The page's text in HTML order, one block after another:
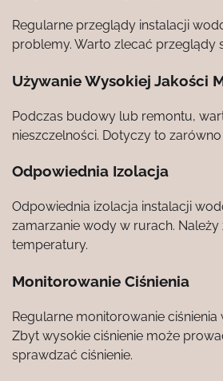
Regularne przeglądy instalacji
problemy. Warto zlecać przeglądy
Używanie Wysokiej Jakości
Podczas budowy lub remontu,
nieszczelności. Dotyczy to
Odpowiednia Izolacja
Odpowiednia izolacja instalacji
zamarzanie wody w rurach.
temperatury.
Monitorowanie Ciśnienia
Regularne monitorowanie
Zbyt wysokie ciśnienie może
sprawdzać ciśnienie.